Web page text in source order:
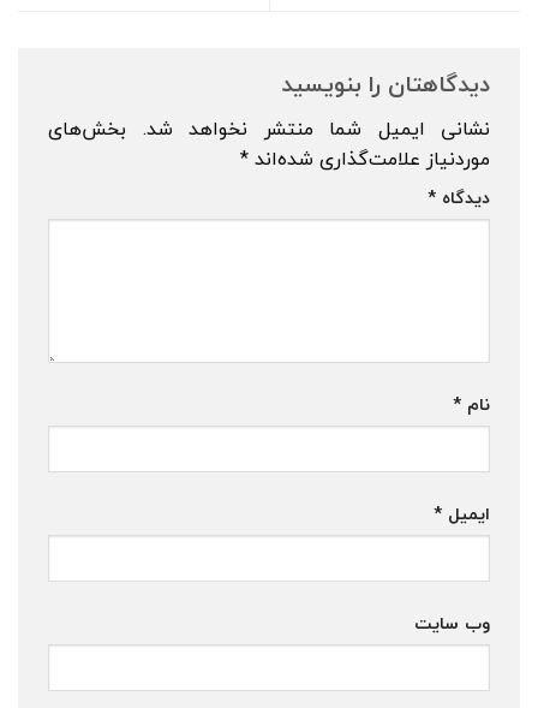
دیدگاهتان را بنویسید
نشانی ایمیل شما منتشر نخواهد شد. بخش‌های
موردنیاز علامت‌گذاری شده‌اند*
دیدگاه *
نام *
ایمیل *
وب‌ سایت